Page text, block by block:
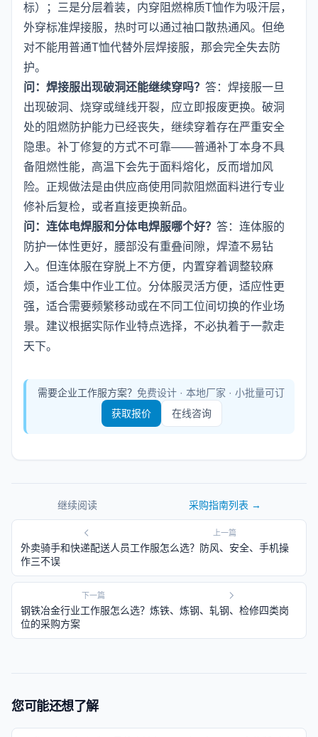
标）；三是分层着装，内穿阻燃棉质T恤作为吸汗层，
外穿标准焊接服，热时可以通过袖口散热通风。但绝
对不能用普通T恤代替外层焊接服，那会完全失去防
护。
问：焊接服出现破洞还能继续穿吗？ 答：焊接服一旦
出现破洞、烧穿或缝线开裂，应立即报废更换。破洞
处的阻燃防护能力已经丧失，继续穿着存在严重安全
隐患。补丁修复的方式不可靠——普通补丁本身不具
备阻燃性能，高温下会先于面料熔化，反而增加风
险。正规做法是由供应商使用同款阻燃面料进行专业
修补后复检，或者直接更换新品。
问：连体电焊服和分体电焊服哪个好？ 答：连体服的
防护一体性更好，腰部没有重叠间隙，焊渣不易钻
入。但连体服在穿脱上不方便，内置穿着调整较麻
烦，适合集中作业工位。分体服灵活方便，适应性更
强，适合需要频繁移动或在不同工位间切换的作业场
景。建议根据实际作业特点选择，不必执着于一款走
天下。
需要企业工作服方案？ 免费设计 · 本地厂家 · 小批量可订
获取报价
在线咨询
继续阅读 采购指南列表 →
上一篇
外卖骑手和快递配送人员工作服怎么选？防风、安全、手机操
作三不误
下一篇
钢铁冶金行业工作服怎么选？炼铁、炼钢、轧钢、检修四类岗
位的采购方案
您可能还想了解